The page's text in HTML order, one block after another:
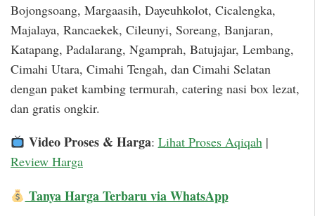
Bojongsoang, Margaasih, Dayeuhkolot, Cicalengka,
Majalaya, Rancaekek, Cileunyi, Soreang, Banjaran,
Katapang, Padalarang, Ngamprah, Batujajar, Lembang,
Cimahi Utara, Cimahi Tengah, dan Cimahi Selatan
dengan paket kambing termurah, catering nasi box lezat,
dan gratis ongkir.
Video Proses & Harga: Lihat Proses Aqiqah|
Review Harga
Tanya Harga Terbaru via WhatsApp